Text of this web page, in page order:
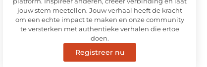
jouw stem meetellen. Jouw verhaal heeft de kracht
om een echte impact te maken en onze community
te versterken met authentieke verhalen die ertoe
doen.
Registreer nu